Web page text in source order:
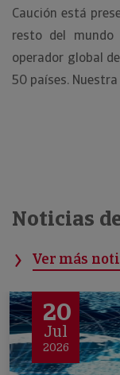
Caución está
resto del mundo
operador global
50 países.
Noticias
Ver más
20
Jul
2026